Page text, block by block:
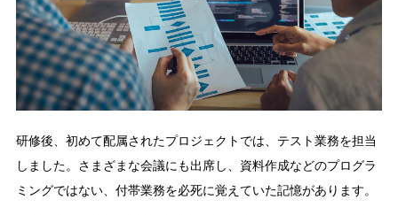
研修後、初めて配属されたプロジェクトでは、テスト業務を担当
しました。さまざまな会議にも出席し、資料作成などのプログラ
ミングではない、付帯業務を必死に覚えていた記憶があります。